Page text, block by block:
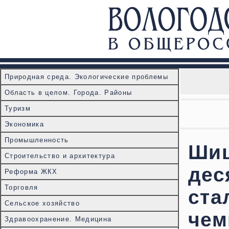
Природная среда. Экологические проблемы
Область в целом. Города. Районы
Туризм
Экономика
Промышленность
Строительство и архитектура
Реформа ЖКХ
Торговля
Сельское хозяйство
Здравоохранение. Медицина